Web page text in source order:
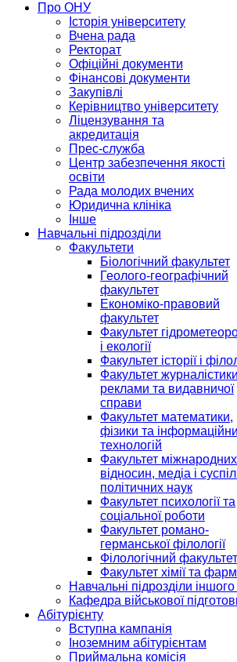
Про ОНУ
Історія університету
Вчена рада
Ректорат
Офіційні документи
Фінансові документи
Закупівлі
Керівництво університету
Ліцензування та
акредитація
Прес-служба
Центр забезпечення якості
освіти
Рада молодих вчених
Юридична клініка
Інше
Навчальні підрозділи
Факультети
Біологічний факультет
Геолого-географічний
факультет
Економіко-правовий
факультет
Факультет
і екології
Факультет історії і
Факультет
реклами та видавничої
справи
Факультет математики,
фізики та
технологій
Факультет міжнародних
відносин, медіа і
політичних наук
Факультет психології та
соціальної роботи
Факультет романо-
германської філології
Філологічний факультет
Факультет хімії та
Навчальні підрозділи
Кафедра військової
Абітурієнту
Вступна кампанія
Іноземним абітурієнтам
Приймальна комісія